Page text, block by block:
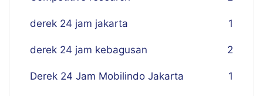
derek 24 jam jakarta 1
derek 24 jam kebagusan 2
Derek 24 Jam Mobilindo Jakarta 1